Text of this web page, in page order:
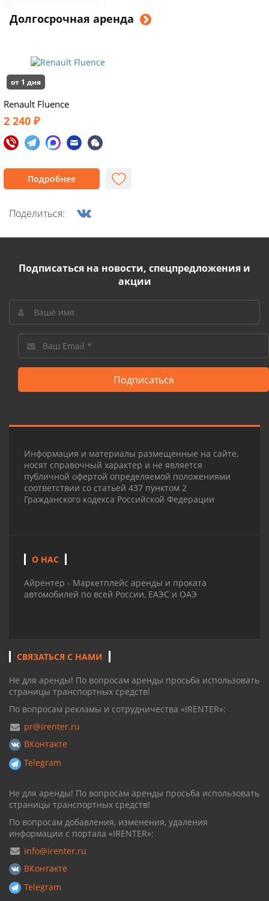
Долгосрочная аренда
от 1 дня
Renault Fluence
2 240 ₽
Подробнее
Поделиться:
Подписаться на новости, спецпредложения и
акции
Подписаться
Информация и материалы размещенные на сайте,
носят справочный характер и не является
публичной офертой определяемой положениями
соответствии со статьей 437 пунктом 2
Гражданского кодекса Российской Федерации
О НАС
Айрентер - Маркетплейс аренды и проката
автомобилей по всей России, ЕАЭС и ОАЭ
СВЯЗАТЬСЯ С НАМИ
Не для аренды! По вопросам аренды просьба использовать
страницы транспортных средств!
По вопросам рекламы и сотрудничества «IRENTER»:
pr@irenter.ru
ВКонтакте
Telegram
Не для аренды! По вопросам аренды просьба использовать
страницы транспортных средств!
По вопросам добавления, изменения, удаления
информации с портала «IRENTER»:
info@irenter.ru
ВКонтакте
Telegram